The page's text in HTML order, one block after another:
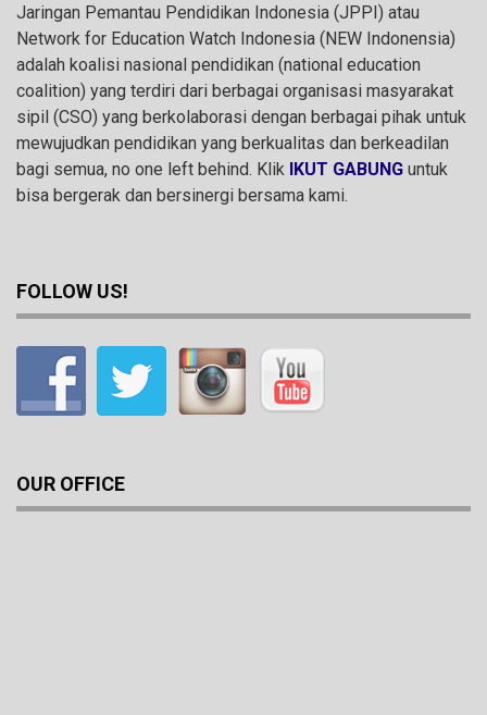
Jaringan Pemantau Pendidikan Indonesia (JPPI) atau
Network for Education Watch Indonesia (NEW Indonensia)
adalah koalisi nasional pendidikan (national education
coalition) yang terdiri dari berbagai organisasi masyarakat
sipil (CSO) yang berkolaborasi dengan berbagai pihak untuk
mewujudkan pendidikan yang berkualitas dan berkeadilan
bagi semua, no one left behind. Klik IKUT GABUNG untuk
bisa bergerak dan bersinergi bersama kami.
FOLLOW US!
OUR OFFICE